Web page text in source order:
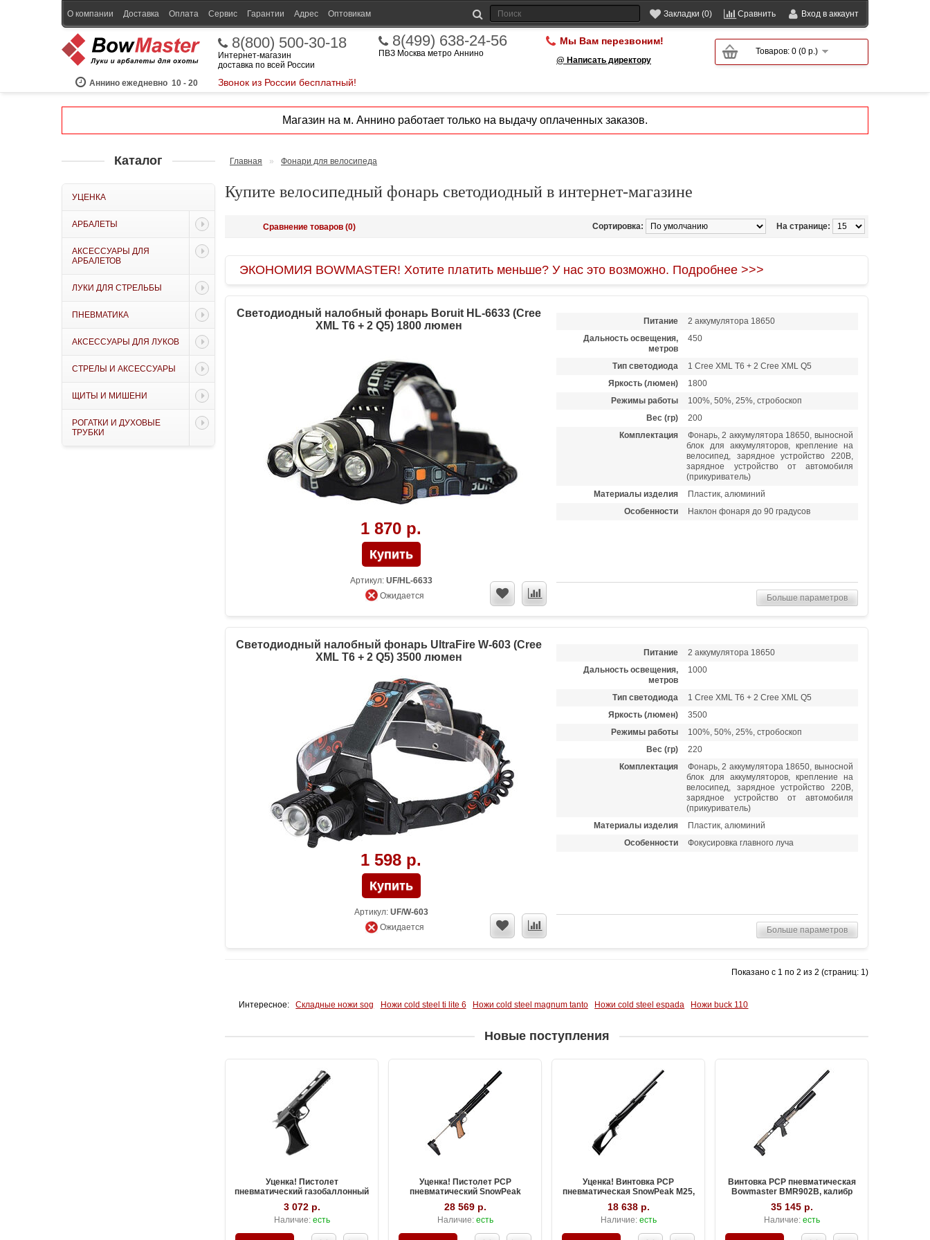
Закладки (0) Сравнить Вход в аккаунт
О компании Доставка Оплата Сервис Гарантии Адрес Оптовикам
Аннино ежедневно 10 - 20
8(800) 500-30-18
Интернет-магазин
доставка по всей России
Звонок из России бесплатный!
8(499) 638-24-56
ПВЗ Москва метро Аннино
Мы Вам перезвоним!
@ Написать директору
Товаров: 0 (0 р.)
Магазин на м. Аннино работает только на выдачу оплаченных заказов.
Каталог
УЦЕНКА
АРБАЛЕТЫ
АКСЕССУАРЫ ДЛЯ
АРБАЛЕТОВ
ЛУКИ ДЛЯ СТРЕЛЬБЫ
ПНЕВМАТИКА
АКСЕССУАРЫ ДЛЯ ЛУКОВ
СТРЕЛЫ И АКСЕССУАРЫ
ЩИТЫ И МИШЕНИ
РОГАТКИ И ДУХОВЫЕ
ТРУБКИ
Главная » Фонари для велосипеда
Купите велосипедный фонарь светодиодный в интернет-магазине
На странице:
Сравнение товаров (0) Сортировка:
ЭКОНОМИЯ BOWMASTER! Хотите платить меньше? У нас это возможно. Подробнее >>>
Светодиодный налобный фонарь Boruit HL-6633 (Cree
XML T6 + 2 Q5) 1800 люмен
1 870 р.
Артикул: UF/HL-6633
Ожидается
Питание
2 аккумулятора 18650
Дальность освещения,
метров
450
Тип светодиода
1 Cree XML T6 + 2 Cree XML Q5
Яркость (люмен)
1800
Режимы работы
100%, 50%, 25%, стробоскоп
Вес (гр)
200
Комплектация
Фонарь, 2 аккумулятора 18650, выносной
блок для аккумуляторов, крепление на
велосипед, зарядное устройство 220В,
зарядное устройство от автомобиля
(прикуриватель)
Материалы изделия
Пластик, алюминий
Особенности
Наклон фонаря до 90 градусов
Больше параметров
Светодиодный налобный фонарь UltraFire W-603 (Cree
XML T6 + 2 Q5) 3500 люмен
1 598 р.
Артикул: UF/W-603
Ожидается
Питание
2 аккумулятора 18650
Дальность освещения,
метров
1000
Тип светодиода
1 Cree XML T6 + 2 Cree XML Q5
Яркость (люмен)
3500
Режимы работы
100%, 50%, 25%, стробоскоп
Вес (гр)
220
Комплектация
Фонарь, 2 аккумулятора 18650, выносной
блок для аккумуляторов, крепление на
велосипед, зарядное устройство 220В,
зарядное устройство от автомобиля
(прикуриватель)
Материалы изделия
Пластик, алюминий
Особенности
Фокусировка главного луча
Больше параметров
Показано с 1 по 2 из 2 (страниц: 1)
Интересное: Складные ножи sog Ножи cold steel ti lite 6 Ножи cold steel magnum tanto Ножи cold steel espada Ножи buck 110
Новые поступления
Уценка! Пистолет
пневматический газобаллонный
SnowPeak CP400, калибр 4.5 мм
3 072 р.
Наличие: есть
Уценка! Пистолет PCP
пневматический SnowPeak
PP750L, калибр 4.5 мм
28 569 р.
Наличие: есть
Уценка! Винтовка PCP
пневматическая SnowPeak M25,
калибр 6.35 мм
18 638 р.
Наличие: есть
Винтовка PCP пневматическая
Bowmaster BMR902B, калибр
6.35 мм
35 145 р.
Наличие: есть